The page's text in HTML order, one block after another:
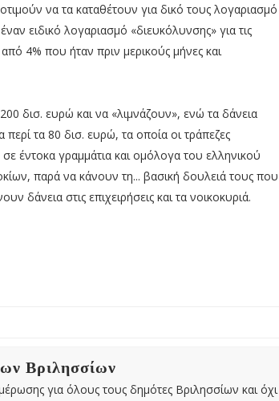
να τα καταθέτουν για δικό τους λογαριασμό
ειδικό λογαριασμό «διευκόλυνσης» για τις
4% που ήταν πριν μερικούς μήνες και
δισ. ευρώ και να «λιμνάζουν», ενώ τα δάνεια
τα 80 δισ. ευρώ, τα οποία οι τράπεζες
έντοκα γραμμάτια και ομόλογα του ελληνικού
παρά να κάνουν τη... βασική δουλειά τους που
δάνεια στις επιχειρήσεις και τα νοικοκυριά.
Βριλησσίων
για όλους τους δημότες Βριλησσίων και όχι